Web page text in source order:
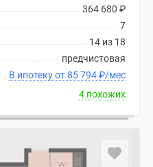
364 680 ₽
7
14 из 18
предчистовая
В ипотеку от 85 794₽/мес
4 похожих